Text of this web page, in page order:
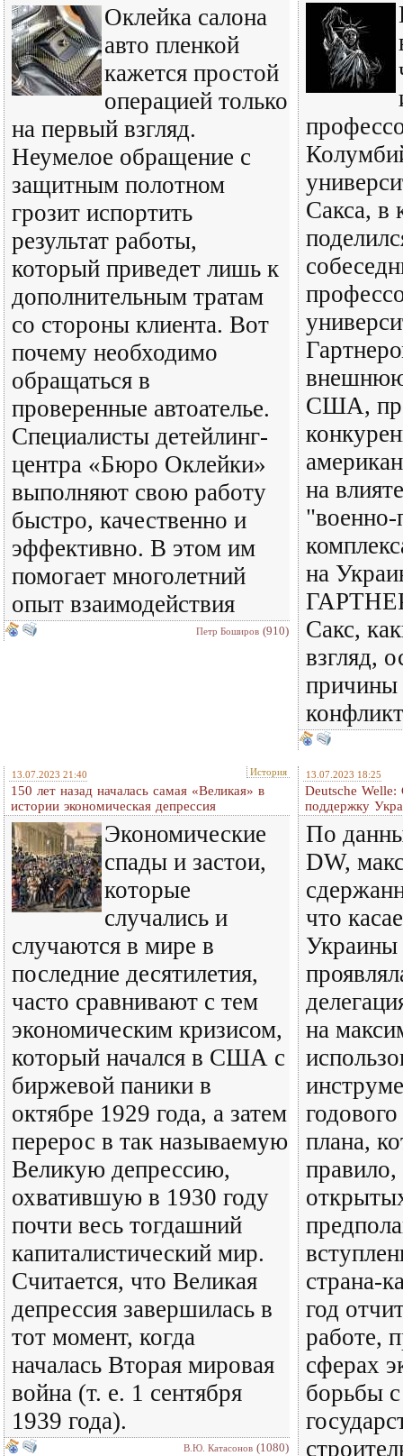
Оклейка салона
авто пленкой
кажется простой
операцией только
на первый взгляд.
Неумелое обращение с
защитным полотном
грозит испортить
результат работы,
который приведет лишь к
дополнительным тратам
со стороны клиента. Вот
почему необходимо
обращаться в
проверенные автоателье.
Специалисты детейлинг-
центра «Бюро Оклейки»
выполняют свою работу
быстро, качественно и
эффективно. В этом им
помогает многолетний
опыт взаимодействия
Петр Боширов (910)
Сакса, в
США,
на
на
Сакс,
взгляд,
причины
13.07.2023 21:40 История
150 лет назад началась самая «Великая» в
истории экономическая депрессия
Экономические
спады и застои,
которые
случались и
случаются в мире в
последние десятилетия,
часто сравнивают с тем
экономическим кризисом,
который начался в США с
биржевой паники в
октябре 1929 года, а затем
перерос в так называемую
Великую депрессию,
охватившую в 1930 году
почти весь тогдашний
капиталистический мир.
Считается, что Великая
депрессия завершилась в
тот момент, когда
началась Вторая мировая
война (т. е. 1 сентября
1939 года).
В.Ю. Катасонов (1080)
13.07.2023 18:25
Deutsche
поддержку
По
DW,
что
на
плана,
правило,
страна-
год
работе,
сферах
борьбы